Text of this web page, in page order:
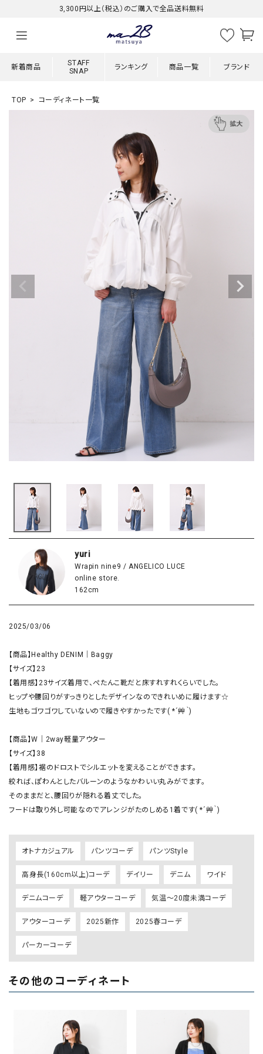
3,300円以上（税込）のご購入で全品送料無料
新着商品
STAFF
SNAP
ランキング 商品一覧 ブランド
TOP コーディネート一覧
yuri
Wrapin nine9 / ANGELICO LUCE
online store.
162cm
2025/03/06
【商品】Healthy DENIM｜Baggy
【サイズ】23
【着用感】23サイズ着用で、ぺたんこ靴だと床すれすれくらいでした。
ヒップや腰回りがすっきりとしたデザインなのできれいめに履けます☆
生地もゴワゴワしていないので履きやすかったです( *´艸｀)
【商品】W｜2way軽量アウター
【サイズ】38
【着用感】裾のドロストでシルエットを変えることができます。
絞れば、ぽわんとしたバルーンのようなかわいい丸みがでます。
そのままだと、腰回りが隠れる着丈でした。
フードは取り外し可能なのでアレンジがたのしめる1着です( *´艸｀)
オトナカジュアル パンツコーデ パンツStyle
高身長(160cm以上)コーデ デイリー デニム ワイド
デニムコーデ 軽アウターコーデ 気温～20度未満コーデ
アウターコーデ 2025新作 2025春コーデ
パーカーコーデ
その他のコーディネート